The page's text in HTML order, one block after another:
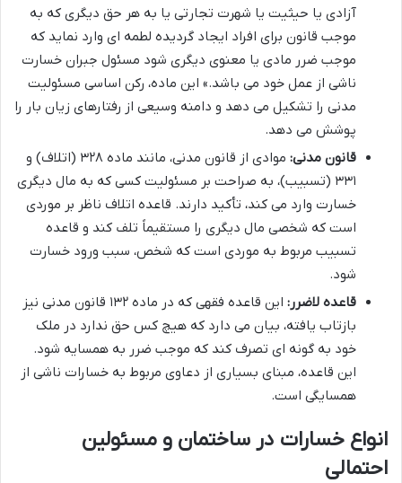
آزادی یا حیثیت یا شهرت تجارتی یا به هر حق دیگری که به
موجب قانون برای افراد ایجاد گردیده لطمه ای وارد نماید که
موجب ضرر مادی یا معنوی دیگری شود مسئول جبران خسارت
ناشی از عمل خود می باشد.» این ماده، رکن اساسی مسئولیت
مدنی را تشکیل می دهد و دامنه وسیعی از رفتارهای زیان بار را
پوشش می دهد.
قانون مدنی:
موادی از قانون مدنی، مانند ماده ۳۲۸ (اتلاف) و
۳۳۱ (تسبیب)، به صراحت بر مسئولیت کسی که به مال دیگری
خسارت وارد می کند، تأکید دارند. قاعده اتلاف ناظر بر موردی
است که شخصی مال دیگری را مستقیماً تلف کند و قاعده
تسبیب مربوط به موردی است که شخص، سبب ورود خسارت
شود.
قاعده لاضرر:
این قاعده فقهی که در ماده ۱۳۲ قانون مدنی نیز
بازتاب یافته، بیان می دارد که هیچ کس حق ندارد در ملک
خود به گونه ای تصرف کند که موجب ضرر به همسایه شود.
این قاعده، مبنای بسیاری از دعاوی مربوط به خسارات ناشی از
همسایگی است.
انواع خسارات در ساختمان و مسئولین
احتمالی